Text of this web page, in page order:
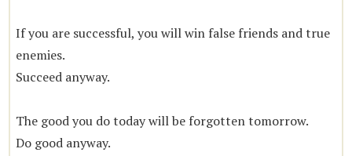
If you are successful, you will win false friends and true
enemies.
Succeed anyway.
The good you do today will be forgotten tomorrow.
Do good anyway.